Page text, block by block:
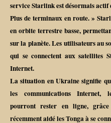
service Starlink est désormais actif
Plus de terminaux en route. »
en orbite terrestre basse,
sur la planète. Les utilisateurs au
qui se connectent aux satellites
Internet.
La situation en Ukraine signifie
les communications Internet,
pourront rester en ligne,
récemment aidé les Tonga à se